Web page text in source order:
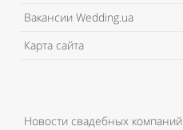
Вакансии Wedding.ua
Карта сайта
Новости свадебных компаний